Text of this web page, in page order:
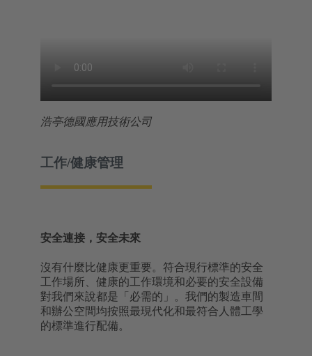
浩亭德國應用技術公司
工作/健康管理
安全連接，安全未來
沒有什麼比健康更重要。符合現行標準的安全
工作場所、健康的工作環境和必要的安全設備
對我們來說都是「必需的」。我們的製造車間
和辦公空間均按照最現代化和最符合人體工學
的標準進行配備。